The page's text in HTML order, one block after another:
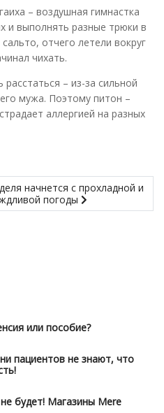
– воздушная гимнастка
и выполнять разные трюки в
отчего летели вокруг
чихать.
– из-за сильной
мужа. Поэтому питон –
аллергией на разных
начнется с прохладной и
погоды
или пособие?
пациентов не знают, что
будет! Магазины Mere